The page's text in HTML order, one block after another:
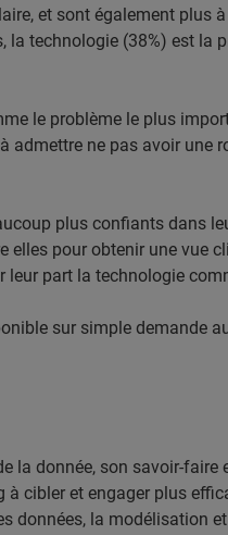
et sont également plus
technologie (38%) est
le problème le plus
admettre ne pas avoir
plus confiants dans
elles pour obtenir une vue
leur part la technologie
sur simple demande
la donnée, son savoir-
cibler et engager plus
données, la modélisation